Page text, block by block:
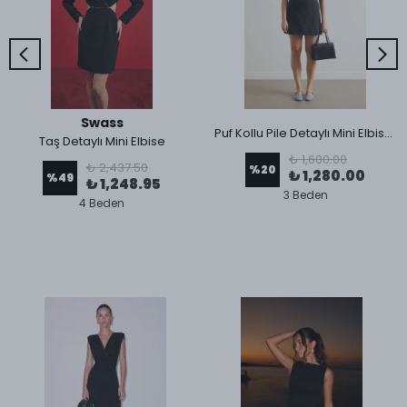
Swass
Taş Detaylı Mini Elbise
%49
₺ 2,437.50
₺ 1,248.95
4 Beden
Puf Kollu Pile Detaylı Mini Elbise Siyah
%20
₺ 1,600.00
₺ 1,280.00
3 Beden